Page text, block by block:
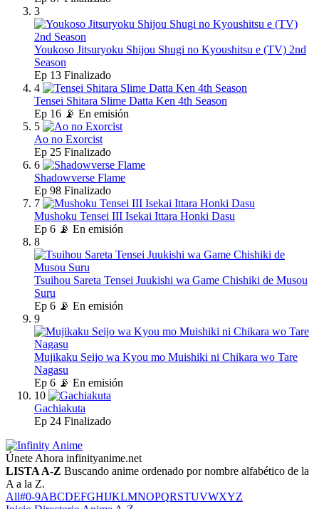
3
Youkoso Jitsuryoku Shijou Shugi no Kyoushitsu e (TV) 2nd
Season
Ep 13 Finalizado
4
Tensei Shitara Slime Datta Ken 4th Season
Ep 16 📡 En emisión
5
Ao no Exorcist
Ep 25 Finalizado
6
Shadowverse Flame
Ep 98 Finalizado
7
Mushoku Tensei III Isekai Ittara Honki Dasu
Ep 6 📡 En emisión
8
Tsuihou Sareta Tensei Juukishi wa Game Chishiki de Musou
Suru
Ep 6 📡 En emisión
9
Mujikaku Seijo wa Kyou mo Muishiki ni Chikara wo Tare
Nagasu
Ep 6 📡 En emisión
10
Gachiakuta
Ep 24 Finalizado
Únete Ahora infinityanime.net
LISTA A-Z Buscando anime ordenado por nombre alfabético de la
A a la Z.
All#0-9ABCDEFGHIJKLMNOPQRSTUVWXYZ